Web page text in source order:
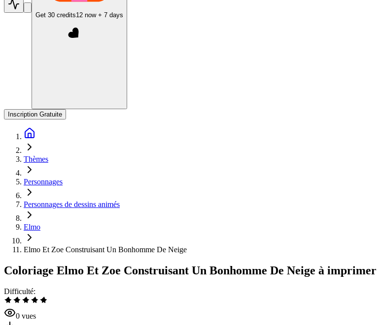
Get 30 credits12 now + 7 days
Inscription Gratuite
Thèmes
Personnages
Personnages de dessins animés
Elmo
Elmo Et Zoe Construisant Un Bonhomme De Neige
Coloriage Elmo Et Zoe Construisant Un Bonhomme De Neige à imprimer
Difficulté:
0 vues